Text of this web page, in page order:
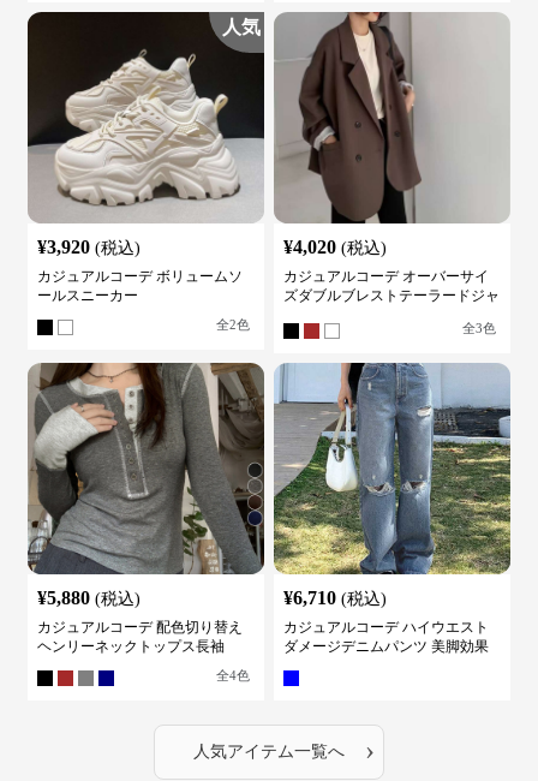
人気
¥3,920 (税込)
カジュアルコーデ ボリュームソ
ールスニーカー
全2色
¥4,020 (税込)
カジュアルコーデ オーバーサイ
ズダブルブレストテーラードジャ
全3色
¥5,880 (税込)
カジュアルコーデ 配色切り替え
ヘンリーネックトップス長袖
全4色
¥6,710 (税込)
カジュアルコーデ ハイウエスト
ダメージデニムパンツ 美脚効果
人気アイテム一覧へ ›